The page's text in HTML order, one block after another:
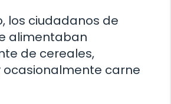
los ciudadanos de
alimentaban
de cereales,
ocasionalmente carne